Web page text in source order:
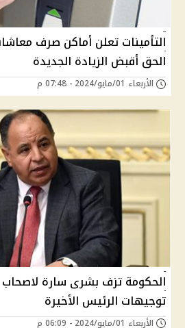
الحق أقبض الزيادة الجديدة
الأربعاء 01/مايو/2024 - 07:48 م
الحكومة تزف بشرى سارة
توجيهات الرئيس الأخيرة
الأربعاء 01/مايو/2024 - 06:09 م